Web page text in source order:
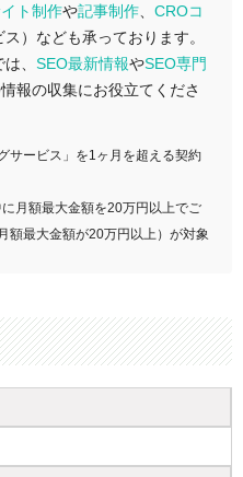
ト制作や記事制作、 CROコ
）なども承っております。
、 SEO最新情報やSEO専門
報の収集にお役立てくださ
サービス」を1ヶ月を超える契約
月額最大金額を20万円以上でご
額最大金額が20万円以上）が対象